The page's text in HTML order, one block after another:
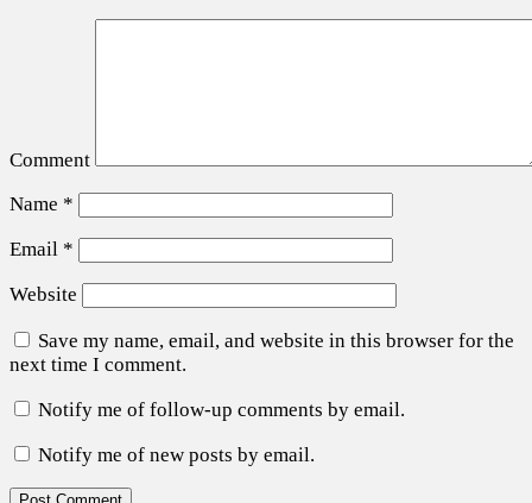
Comment
Name *
Email *
Website
Save my name, email, and website in this browser for the
next time I comment.
Notify me of follow-up comments by email.
Notify me of new posts by email.